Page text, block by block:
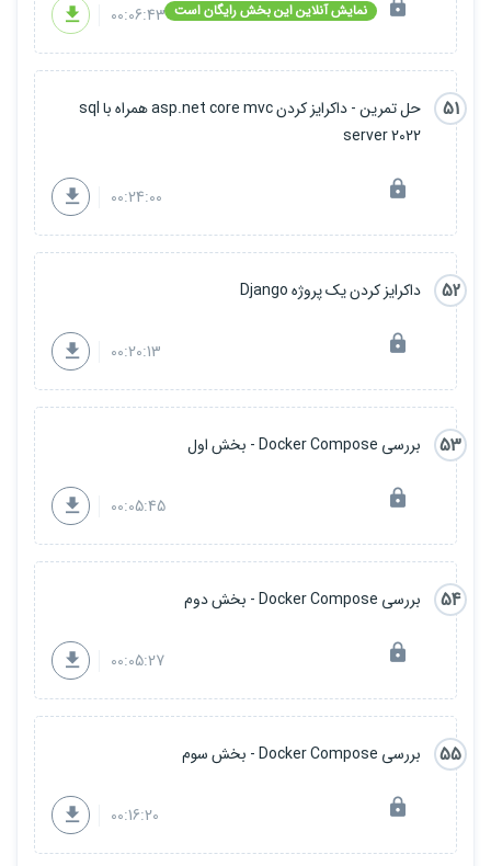
نمایش آنلاین این بخش رایگان است 00:06:43
51
حل تمرین - داکرایز کردن asp.net core mvc همراه با sql
server 2022
00:24:00
52 داکرایز کردن یک پروژه Django
00:20:13
53 بررسی Docker Compose - بخش اول
00:05:45
54 بررسی Docker Compose - بخش دوم
00:05:27
55 بررسی Docker Compose - بخش سوم
00:16:20